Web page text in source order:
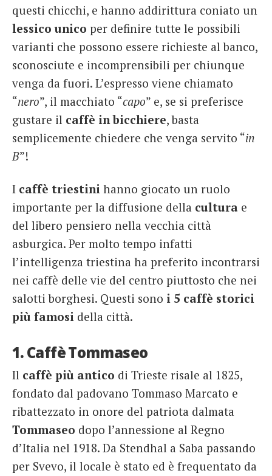
questi chicchi, e hanno addirittura coniato un
lessico unico per definire tutte le possibili
varianti che possono essere richieste al banco,
sconosciute e incomprensibili per chiunque
venga da fuori. L’espresso viene chiamato
“nero”, il macchiato “capo” e, se si preferisce
gustare il caffè in bicchiere, basta
semplicemente chiedere che venga servito “in
B”!
I caffè triestini hanno giocato un ruolo
importante per la diffusione della cultura e
del libero pensiero nella vecchia città
asburgica. Per molto tempo infatti
l’intelligenza triestina ha preferito incontrarsi
nei caffè delle vie del centro piuttosto che nei
salotti borghesi. Questi sono i 5 caffè storici
più famosi della città.
1. Caffè Tommaseo
Il caffè più antico di Trieste risale al 1825,
fondato dal padovano Tommaso Marcato e
ribattezzato in onore del patriota dalmata
Tommaseo dopo l’annessione al Regno
d’Italia nel 1918. Da Stendhal a Saba passando
per Svevo, il locale è stato ed è frequentato da